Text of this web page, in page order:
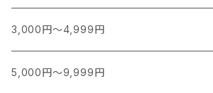
3,000円～4,999円
5,000円～9,999円